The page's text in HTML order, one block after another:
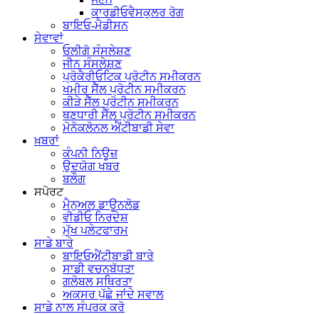
ਕਾਰਡੀਓਵੈਸਕੁਲਰ ਰੋਗ
ਬਾਇਓ-ਮੈਡੀਸਨ
ਸੇਵਾਵਾਂ
ਓਲੀਗੋ ਸੰਸਲੇਸ਼ਣ
ਜੀਨ ਸੰਸਲੇਸ਼ਣ
ਪ੍ਰੋਕੈਰੀਓਟਿਕ ਪ੍ਰੋਟੀਨ ਸਮੀਕਰਨ
ਖਮੀਰ ਸੈੱਲ ਪ੍ਰੋਟੀਨ ਸਮੀਕਰਨ
ਕੀੜੇ ਸੈੱਲ ਪ੍ਰੋਟੀਨ ਸਮੀਕਰਨ
ਥਣਧਾਰੀ ਸੈੱਲ ਪ੍ਰੋਟੀਨ ਸਮੀਕਰਨ
ਮੋਨੋਕਲੋਨਲ ਐਂਟੀਬਾਡੀ ਸੇਵਾ
ਖ਼ਬਰਾਂ
ਕੰਪਨੀ ਨਿਊਜ਼
ਉਦਯੋਗ ਖਬਰ
ਬਲੌਗ
ਸਪੋਰਟ
ਮੈਨੁਅਲ ਡਾਊਨਲੋਡ
ਵੀਡੀਓ ਨਿਰਦੇਸ਼
ਮੁੱਖ ਪਲੇਟਫਾਰਮ
ਸਾਡੇ ਬਾਰੇ
ਬਾਇਓਐਂਟੀਬਾਡੀ ਬਾਰੇ
ਸਾਡੀ ਵਚਨਬੱਧਤਾ
ਗਲੋਬਲ ਸਥਿਰਤਾ
ਅਕਸਰ ਪੁੱਛੇ ਜਾਂਦੇ ਸਵਾਲ
ਸਾਡੇ ਨਾਲ ਸੰਪਰਕ ਕਰੋ